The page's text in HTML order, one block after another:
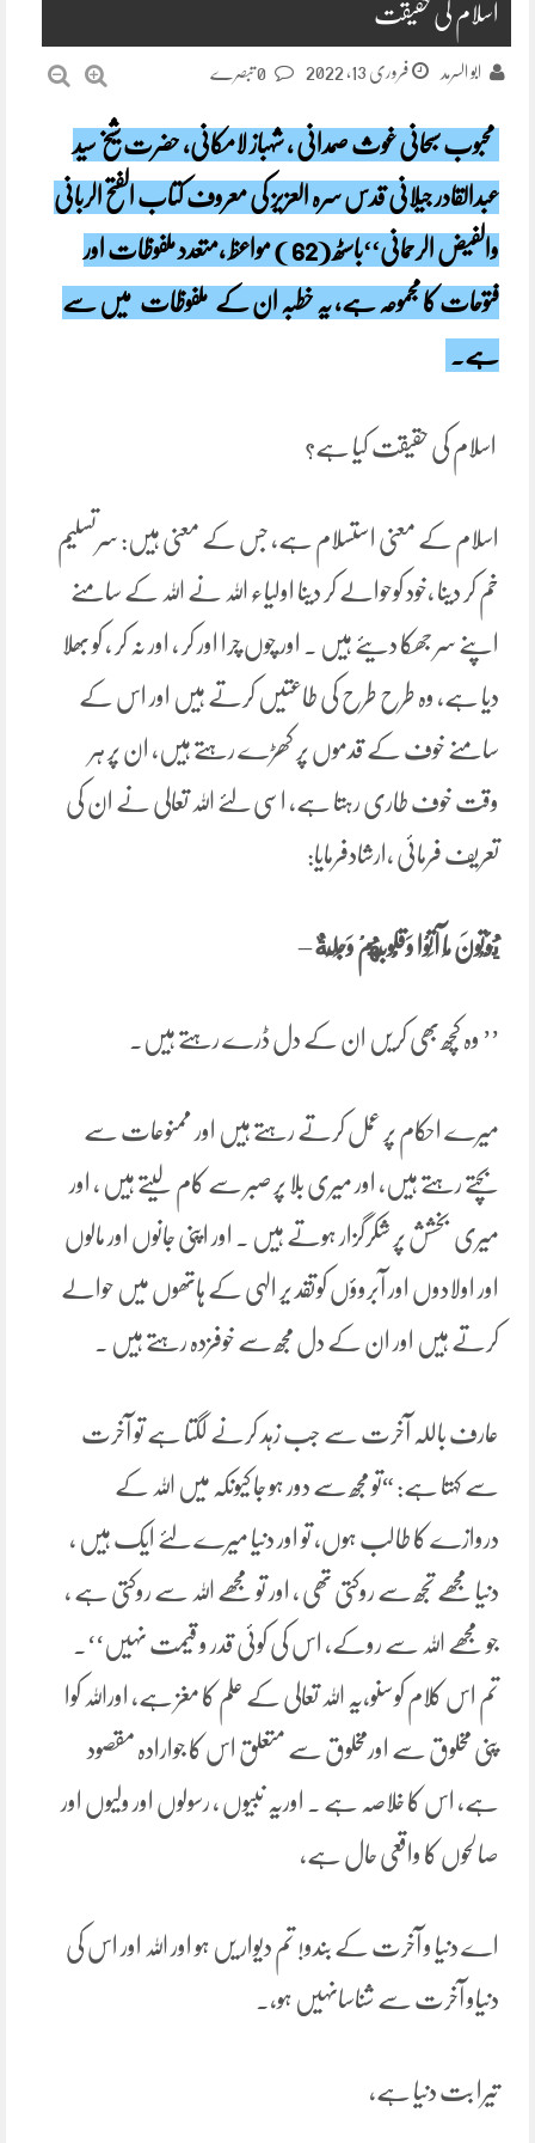
اسلام کی حقیقت
ابو السرمد فروری 13, 2022
محبوب سبحانی غوث صمدانی ، شہباز لامکانی، حضرت شیخ سید
عبدالقادر جیلانی قدس سرہ العزیز کی معروف کتاب الفتح الربانی
والفیض الرحمانی‘‘باسٹھ (62 ) مواعظ ،متعدد ملفوظات اور
فتوحات کا مجموعہ ہے، یہ خطبہ ان کے ملفوظات میں سے
ہے۔
اسلام کی حقیقت کیا ہے؟
اسلام کے معنی استسلام ہے، جس کے معنی ہیں: سرتسلیم
خم کر دینا ،خود کوحوالے کر دینا اولیاء اللہ نے اللہ کے سامنے
اپنے سر جھکا دیئے ہیں ۔ اور چوں چرا اور کر ، اور نہ کر ، کو بھلا
دیا ہے، وہ طرح طرح کی طاعتیں کرتے ہیں اور اس کے
سامنے خوف کے قدموں پر کھڑے رہتے ہیں، ان پر ہر
وقت خوف طاری رہتا ہے، اسی لئے اللہ تعالی نے ان کی
تعریف فرمائی ،ارشادفرمایا:
يُؤْتُونَ مَا آتَوْا وَقُلُوبُهُمْ ‌وَجِلَةٌ–
’’ وہ کچھ بھی کریں ان کے دل ڈرے رہتے ہیں۔
میرے احکام پر عمل کرتے رہتے ہیں اور ممنوعات سے
بچتے رہتے ہیں، اور میری بلا پر صبر سے کام لیتے ہیں ، اور
میری بخشش پر شکرگزار ہوتے ہیں ۔ اور اپنی جانوں اور مالوں
اور اولادوں اور آبروؤں کوتقد یر الہی کے ہاتھوں میں حوالے
کرتے ہیں اور ان کے دل مجھ سے خوفزدہ رہتے ہیں ۔
عارف باللہ آخرت سے جب زہد کرنے لگتا ہے تو آخرت
سے کہتا ہے: “تو مجھ سے دور ہو جا کیونکہ میں اللہ کے
دروازے کا طالب ہوں، تو اور دنیا میرے لئے ایک ہیں ،
دنیا مجھے تجھ سے روکتی تھی ، اور تو مجھے اللہ سے روکتی ہے ،
جو مجھے اللہ سے روکے، اس کی کوئی قدر و قیمت نہیں‘‘۔
تم اس کلام کوسنو،یہ اللہ تعالی کے علم کا مغز ہے، اوراللہ کوا
پنی مخلوق سے اورمخلوق سے متعلق اس کا جوارادہ مقصود
ہے، اس کا خلاصہ ہے ۔ اوریہ نبیوں ، رسولوں اور ولیوں اور
صالحوں کا واقعی حال ہے،
اے دنیا و آخرت کے بندو! تم دیوار یں ہو اور اللہ اور اس کی
دنیاو آخرت سے شناسانہیں ہو،۔
تیرا بت دنیا ہے،